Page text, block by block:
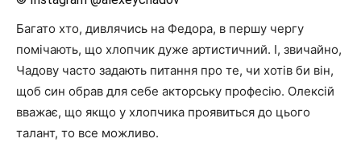
Багато хто, дивлячись на Федора, в першу чергу
помічають, що хлопчик дуже артистичний. І, звичайно,
Чадову часто задають питання про те, чи хотів би він,
щоб син обрав для себе акторську професію. Олексій
вважає, що якщо у хлопчика проявиться до цього
талант, то все можливо.